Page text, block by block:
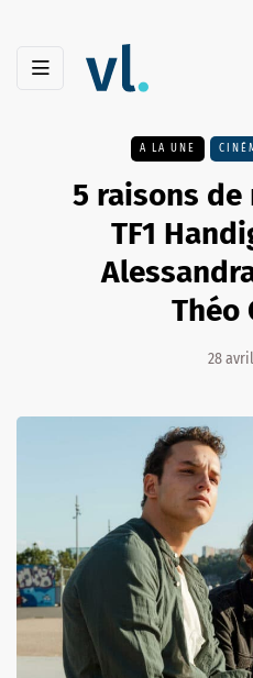
A LA UNE
5 raisons de
TF1
Théo
28